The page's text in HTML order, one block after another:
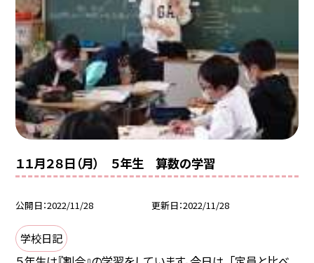
１１月２８日（月） ５年生 算数の学習
公開日 2022/11/28 更新日 2022/11/28
学校日記